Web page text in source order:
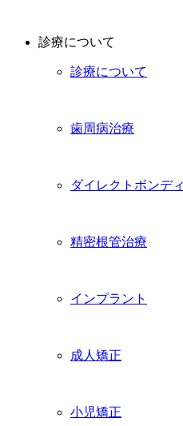
診療について
診療について
歯周病治療
ダイレクトボンデ
精密根管治療
インプラント
成人矯正
小児矯正